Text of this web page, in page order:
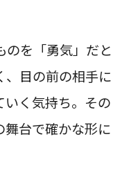
のを「勇気」だと
、目の前の相手に
いく気持ち。その
台で確かな形に